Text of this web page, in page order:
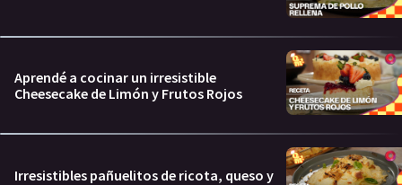
Aprendé a cocinar un irresistible
Cheesecake de Limón y Frutos Rojos
Irresistibles pañuelitos de ricota, queso y